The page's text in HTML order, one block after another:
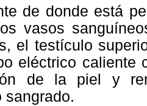
de donde está
vasos
el testículo
eléctrico caliente
de la piel y
sangrado.